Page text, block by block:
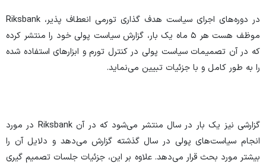
در دوره‌های اجرای سیاست هدف گذاری تورمی انعطاف پذیر، Riksbank
موظف هست هر ۵ ماه یک بار، گزارش سیاست پولی خود را منتشر کرده
که در آن تصمیمات سیاست پولی در کنترل تورم و ابزار‌های استفاده شده
را به طور کامل و با جزئیات تبیین می‌نماید.
گزارشی نیز یک بار در سال منتشر می‌شود که در آن Riksbank در مورد
انجام سیاست‌های پولی در سال گذشته گزارش می‌دهد و دلایل آن را
بیشتر مورد بحث قرار می‌دهد. علاوه بر این، جزئیات جلسات تصمیم گیری